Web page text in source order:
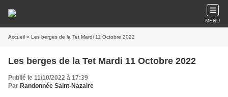
MENU
Accueil » Les berges de la Tet Mardi 11 Octobre 2022
Les berges de la Tet Mardi 11 Octobre 2022
Publié le 11/10/2022 à 17:39
Par Randonnée Saint-Nazaire